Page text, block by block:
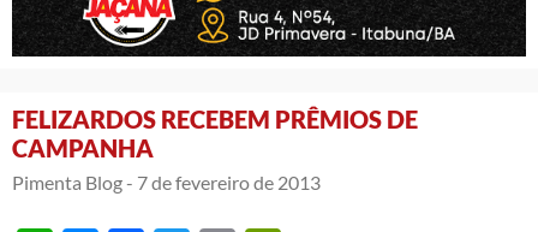
FELIZARDOS RECEBEM PRÊMIOS DE
CAMPANHA
Pimenta Blog - 7 de fevereiro de 2013